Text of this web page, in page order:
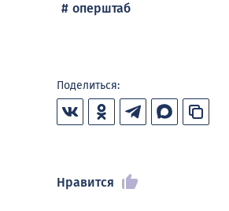
оперштаб
Поделиться:
Нравится